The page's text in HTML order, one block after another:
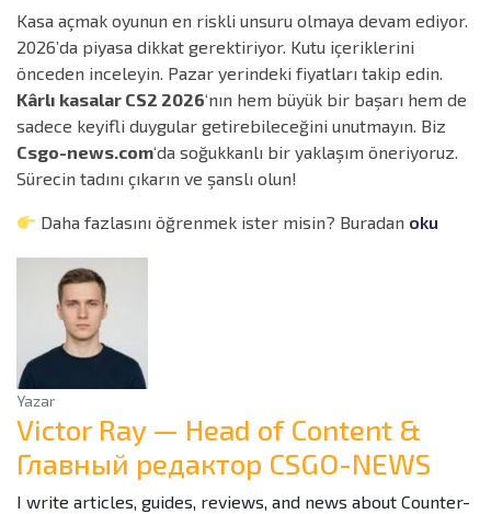
Kasa açmak oyunun en riskli unsuru olmaya devam ediyor.
2026’da piyasa dikkat gerektiriyor. Kutu içeriklerini
önceden inceleyin. Pazar yerindeki fiyatları takip edin.
Kârlı kasalar CS2 2026‘nın hem büyük bir başarı hem de
sadece keyifli duygular getirebileceğini unutmayın. Biz
Csgo-news.com‘da soğukkanlı bir yaklaşım öneriyoruz.
Sürecin tadını çıkarın ve şanslı olun!
Daha fazlasını öğrenmek ister misin? Buradan oku
Yazar
Victor Ray — Head of Content &
Главный редактор CSGO-NEWS
I write articles, guides, reviews, and news about Counter-